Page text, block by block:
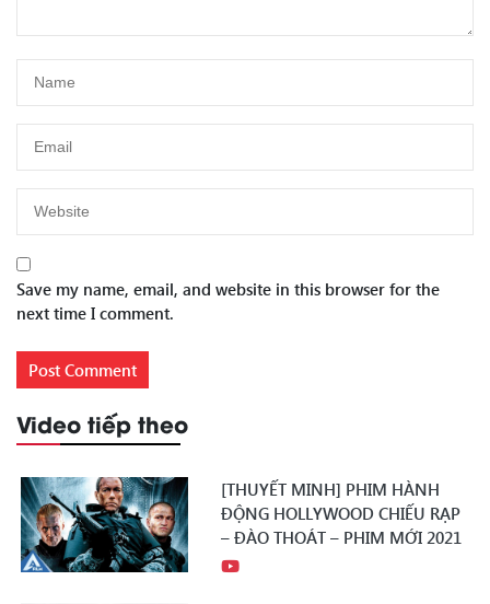
Save my name, email, and website in this browser for the
next time I comment.
Video tiếp theo
[THUYẾT MINH] PHIM HÀNH
ĐỘNG HOLLYWOOD CHIẾU RẠP
– ĐÀO THOÁT – PHIM MỚI 2021